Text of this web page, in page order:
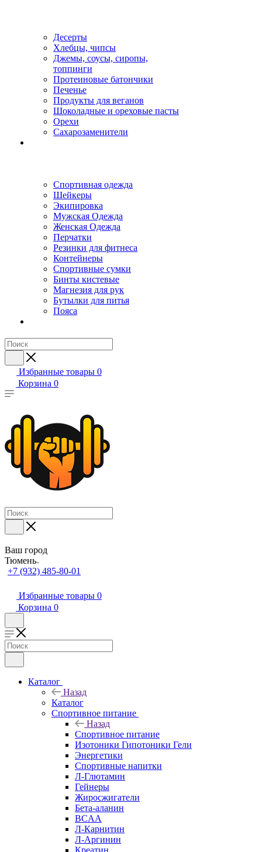
Десерты
Хлебцы, чипсы
Джемы, соусы, сиропы,
топпинги
Протеиновые батончики
Печенье
Продукты для веганов
Шоколадные и ореховые пасты
Орехи
Сахарозаменители
Спортивная одежда
Шейкеры
Экипировка
Мужская Одежда
Женская Одежда
Перчатки
Резинки для фитнеса
Контейнеры
Спортивные сумки
Бинты кистевые
Магнезия для рук
Бутылки для питья
Пояса
Избранные товары 0
Корзина 0
Ваш город
Тюмень
+7 (932) 485-80-01
Избранные товары 0
Корзина 0
Каталог
Назад
Каталог
Спортивное питание
Назад
Спортивное питание
Изотоники Гипотоники Гели
Энергетики
Спортивные напитки
Л-Глютамин
Гейнеры
Жиросжигатели
Бета-аланин
BCAA
Л-Карнитин
Л-Аргинин
Креатин